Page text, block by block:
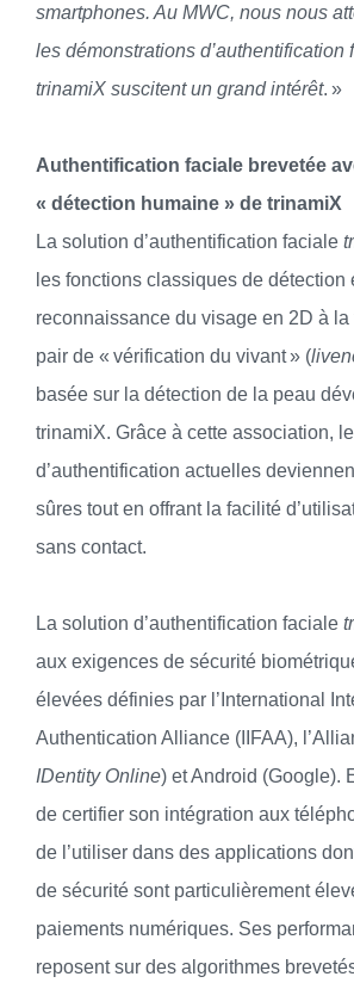
smartphones. Au MWC, nous nous
les démonstrations d’authentification
trinamiX suscitent un grand intérêt. »
Authentification faciale brevetée
« détection humaine » de trinamiX
La solution d’authentification faciale
les fonctions classiques de détection
reconnaissance du visage en 2D à
pair de « vérification du vivant » (
basée sur la détection de la peau
trinamiX. Grâce à cette association,
d’authentification actuelles
sûres tout en offrant la facilité
sans contact.
La solution d’authentification faciale
aux exigences de sécurité
élevées définies par l’International
Authentication Alliance (IIFAA),
IDentity Online) et Android (Google).
de certifier son intégration aux
de l’utiliser dans des applications
de sécurité sont particulièrement
paiements numériques. Ses
reposent sur des algorithmes